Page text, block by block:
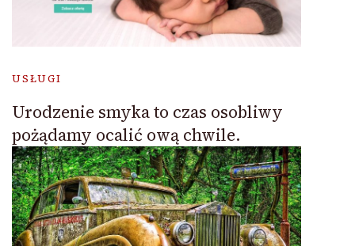
USŁUGI
Urodzenie smyka to czas osobliwy
pożądamy ocalić ową chwile.